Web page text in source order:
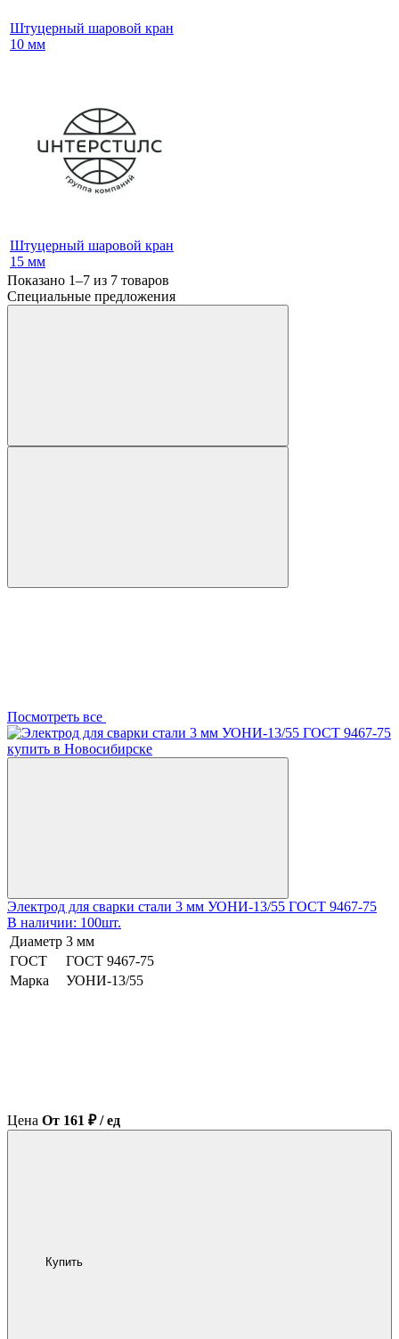
Штуцерный шаровой кран
10 мм
Штуцерный шаровой кран
15 мм
Показано 1–7 из 7 товаров
Специальные предложения
Посмотреть все
Электрод для сварки стали 3 мм УОНИ-13/55 ГОСТ 9467-75
В наличии: 100шт.
Диаметр 3 мм
ГОСТ
ГОСТ 9467-75
Марка
УОНИ-13/55
Цена От 161 ₽ / ед
Купить